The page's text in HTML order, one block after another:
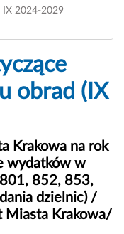
IX 2024-2029
obrad (IX
Krakowa na rok
wydatków w
852, 853,
dzielnic) /
Miasta Krakowa/